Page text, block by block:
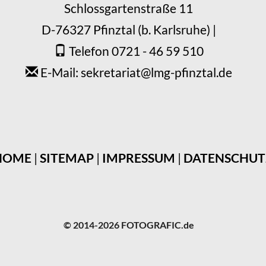
Schlossgartenstraße 11
D-76327 Pfinztal (b. Karlsruhe) |
Telefon 0721 - 46 59 510
E-Mail: sekretariat@lmg-pfinztal.de
| SITEMAP | IMPRESSUM |
© 2014-2026 FOTOGRAFIC.de